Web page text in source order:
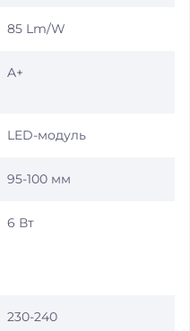
85 Lm/W
A+
LED-модуль
95-100 мм
6 Вт
230-240